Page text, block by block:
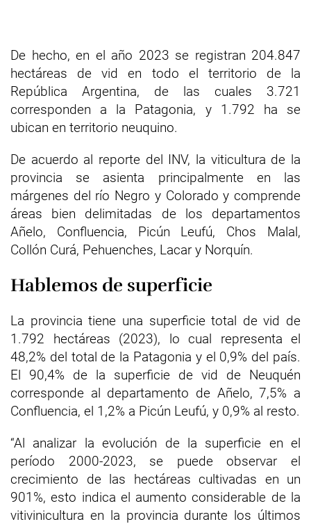
De hecho, en el año 2023 se registran 204.847
hectáreas de vid en todo el territorio de la
República Argentina, de las cuales 3.721
corresponden a la Patagonia, y 1.792 ha se
ubican en territorio neuquino.
De acuerdo al reporte del INV, la viticultura de la
provincia se asienta principalmente en las
márgenes del río Negro y Colorado y comprende
áreas bien delimitadas de los departamentos
Añelo, Confluencia, Picún Leufú, Chos Malal,
Collón Curá, Pehuenches, Lacar y Norquín.
Hablemos de superficie
La provincia tiene una superficie total de vid de
1.792 hectáreas (2023), lo cual representa el
48,2% del total de la Patagonia y el 0,9% del país.
El 90,4% de la superficie de vid de Neuquén
corresponde al departamento de Añelo, 7,5% a
Confluencia, el 1,2% a Picún Leufú, y 0,9% al resto.
“Al analizar la evolución de la superficie en el
período 2000-2023, se puede observar el
crecimiento de las hectáreas cultivadas en un
901%, esto indica el aumento considerable de la
vitivinicultura en la provincia durante los últimos